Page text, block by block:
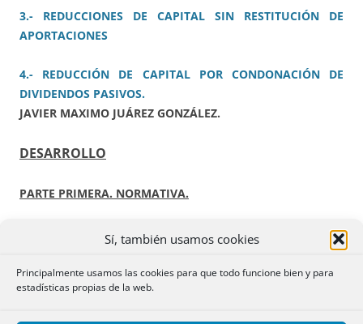
Sí, también usamos cookies
Principalmente usamos las cookies para que todo funcione bien y para
estadísticas propias de la web.
3.- REDUCCIONES DE CAPITAL SIN RESTITUCIÓN DE
APORTACIONES
4.- REDUCCIÓN DE CAPITAL POR CONDONACIÓN DE
DIVIDENDOS PASIVOS.
JAVIER MAXIMO JUÁREZ GONZÁLEZ.
DESARROLLO
PARTE PRIMERA. NORMATIVA.
de 31 de octubre (BOE 3/11/2023),
por la que se deroga la Orden de 5 de junio de 2001, por la
quese aclara la inclusión del Impuesto sobre